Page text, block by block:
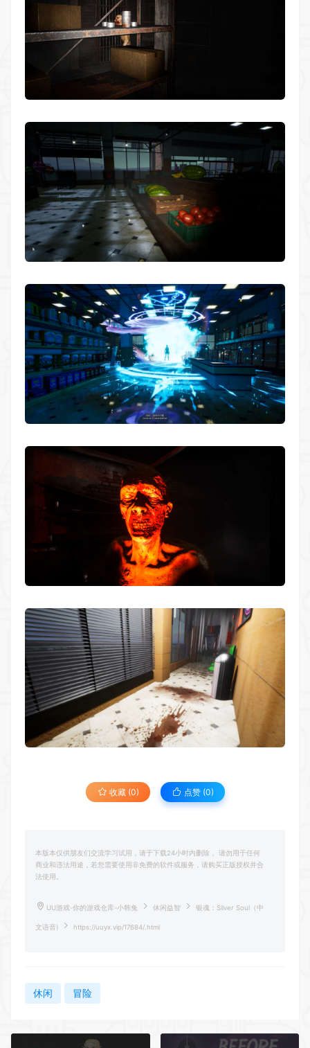
收藏 (0) 点赞 (0)
本版本仅供朋友们交流学习试用，请于下载24小时内删除， 请勿用于任何
商业和违法用途，若您需要使用非免费的软件或服务，请购买正版授权并合
法使用。
UU游戏-你的游戏仓库-小韩兔 休闲益智 银魂：Silver Soul（中
文语音) https://uuyx.vip/17684/.html
休闲 冒险